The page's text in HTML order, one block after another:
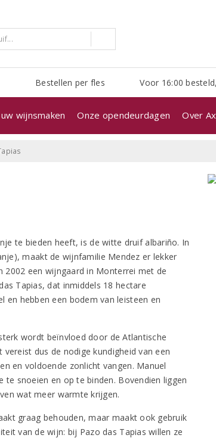
Bestellen per fles Voor 16:00
wijnsmaken Onze opendeurdagen Over
te bieden heeft, is de witte druif albariño. In
maakt de wijnfamilie Mendez er lekker
2002 een wijngaard in Monterrei met de
Tapias, dat inmiddels 18 hectare
en hebben een bodem van leisteen en
wordt beïnvloed door de Atlantische
dus de nodige kundigheid van een
en voldoende zonlicht vangen. Manuel
snoeien en op te binden. Bovendien liggen
wat meer warmte krijgen.
graag behouden, maar maakt ook gebruik
van de wijn: bij Pazo das Tapias willen ze